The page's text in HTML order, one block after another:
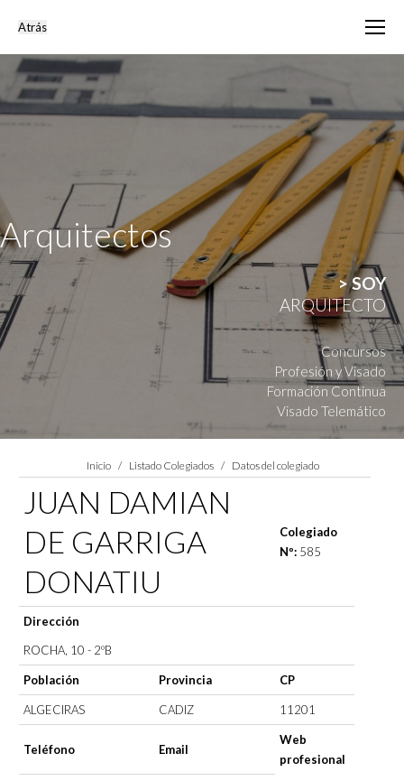
Arquitectos
> SOY
ARQUITECTO
Concursos
Profesión y Visado
Formación Continua
Visado Telemático
Estás aquí:
Inicio Listado Colegiados Datos del colegiado
JUAN DAMIAN
DE GARRIGA
DONATIU
Colegiado
Nº:585
Dirección
ROCHA, 10 - 2ºB
Población Provincia CP
ALGECIRAS CADIZ 11201
Teléfono Email
Web
profesional